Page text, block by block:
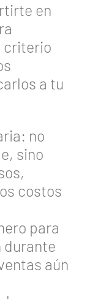
en
criterio
a tu
no
sino
costos
para
durante
aún